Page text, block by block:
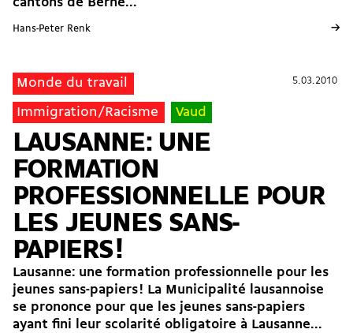
cantons de Berne...
Hans-Peter Renk →
5.03.2010
Monde du travail
Immigration/Racisme Vaud
5.03.2010
LAUSANNE: UNE
FORMATION
PROFESSIONNELLE POUR
LES JEUNES SANS-
PAPIERS !
Lausanne: une formation professionnelle pour les
jeunes sans-papiers ! La Municipalité lausannoise
se prononce pour que les jeunes sans-papiers
ayant fini leur scolarité obligatoire à Lausanne...